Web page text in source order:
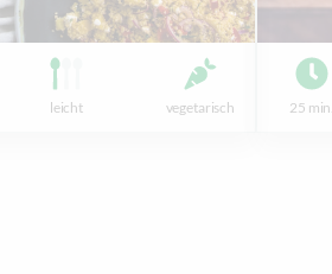
leicht vegetarisch 25